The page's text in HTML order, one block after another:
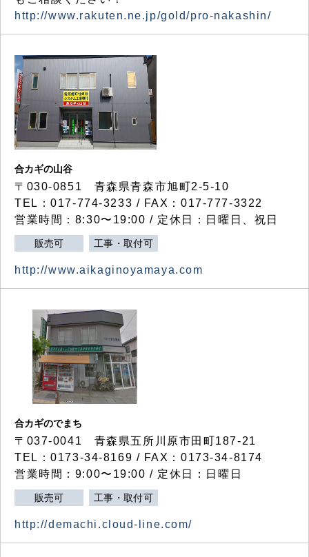
http://www.rakuten.ne.jp/gold/pro-nakashin/
合カギの山谷
〒030-0851 青森県青森市旭町2-5-10
TEL：017-774-3233 / FAX：017-777-3322
営業時間：8:30〜19:00 / 定休日：日曜日、祝日
販売可 工事・取付可
http://www.aikaginoyamaya.com
合カギのでまち
〒037-0041 青森県五所川原市田町187-21
TEL：0173-34-8169 / FAX：0173-34-8174
営業時間：9:00〜19:00 / 定休日：日曜日
販売可 工事・取付可
http://demachi.cloud-line.com/